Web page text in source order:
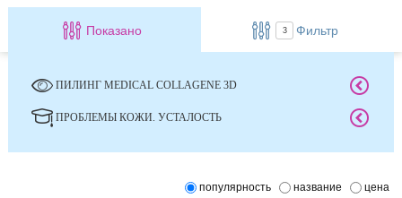
Показано 3 Фильтр
ПИЛИНГ MEDICAL COLLAGENE 3D
ПРОБЛЕМЫ КОЖИ. УСТАЛОСТЬ
популярность название цена